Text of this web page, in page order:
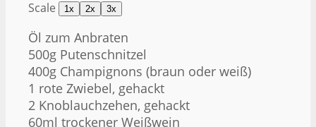
Scale 1x 2x 3x
Öl zum Anbraten
500g Putenschnitzel
400g Champignons (braun oder weiß)
1 rote Zwiebel, gehackt
2 Knoblauchzehen, gehackt
60ml trockener Weißwein